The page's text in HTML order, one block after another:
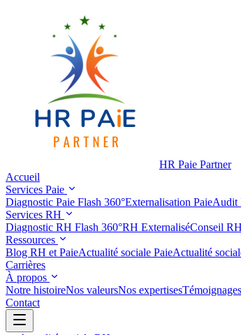
HR Paie Partner
Accueil
Services Paie
Diagnostic Paie Flash 360°Externalisation PaieAudit
Services RH
Diagnostic RH Flash 360°RH ExternaliséConseil
Ressources
Blog RH et PaieActualité sociale PaieActualité
Carrières
À propos
Notre histoireNos valeursNos expertises
Contact